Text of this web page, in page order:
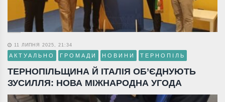
11 ЛИПНЯ 2025, 21:34
АКТУАЛЬНО ГРОМАДИ НОВИНИ ТЕРНОПІЛЬ
ТЕРНОПІЛЬЩИНА Й ІТАЛІЯ ОБ’ЄДНУЮТЬ
ЗУСИЛЛЯ: НОВА МІЖНАРОДНА УГОДА